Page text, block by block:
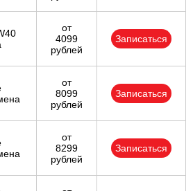
от
4099
рублей
Записаться
от
8099
рублей
Записаться
от
8299
рублей
Записаться